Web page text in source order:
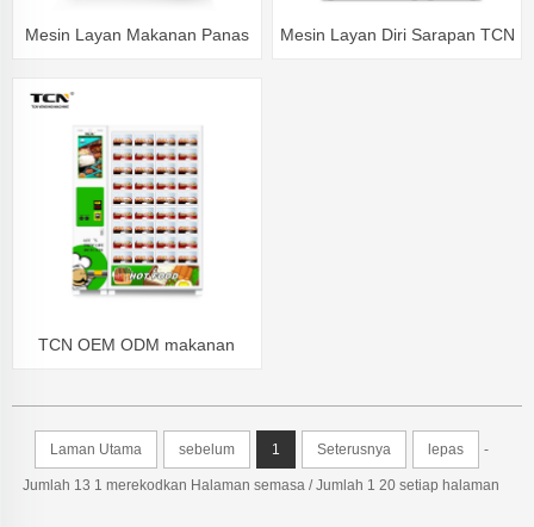
Mesin Layan Makanan Panas
Mesin Layan Diri Sarapan TCN
TCN OEM ODM makanan
Laman Utama sebelum 1 Seterusnya lepas -
Jumlah 13 1 merekodkan Halaman semasa / Jumlah 1 20 setiap halaman